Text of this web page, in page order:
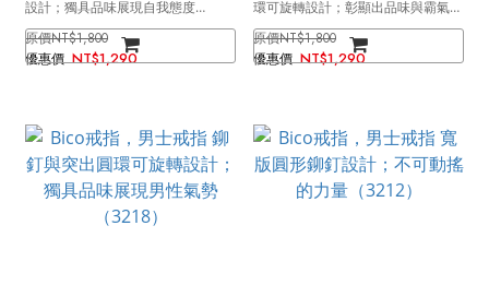
設計；獨具品味展現自我態度
（3220）
NT$1,800
NT$1,290
環可旋轉設計；彰顯出品味與霸氣
（3219）
NT$1,800
NT$1,290